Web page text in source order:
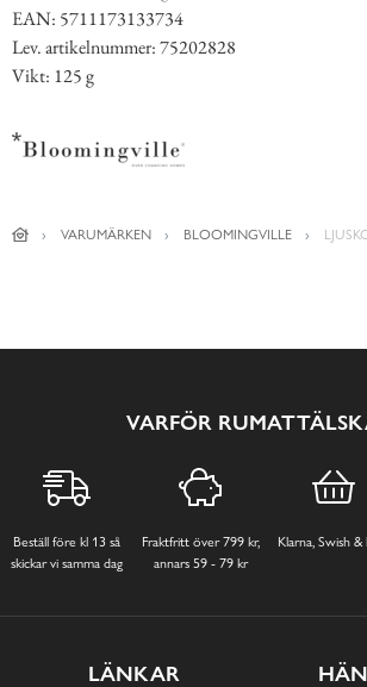
EAN: 5711173133734
Lev. artikelnummer: 75202828
Vikt: 125 g
VARUMÄRKEN BLOOMINGVILLE
VARFÖR
Beställ före kl 13 så
skickar vi samma dag
Fraktfritt över 799 kr,
annars 59 - 79 kr
Klarna, Swish
LÄNKAR